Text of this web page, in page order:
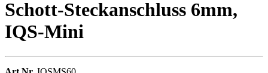
Schott-Steckanschluss 6mm,
IQS-Mini